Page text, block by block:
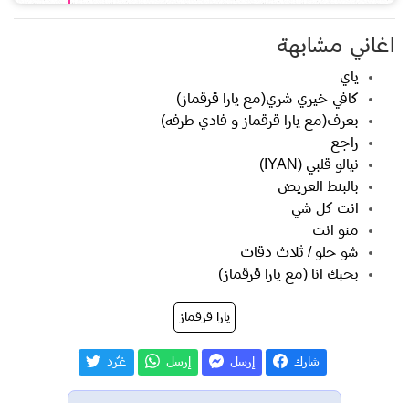
اغاني مشابهة
ياي
كافي خيري شري(مع يارا قرقماز)
بعرف(مع يارا قرقماز و فادي طرفه)
راجع
نيالو قلبي (IYAN)
بالبنط العريض
انت كل شي
منو انت
شو حلو / ثلاث دقات
بحبك انا (مع يارا قرقماز)
يارا قرقماز
شارك إرسل إرسل غـّرد